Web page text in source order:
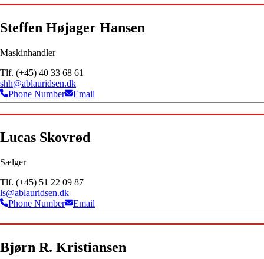
Steffen Højager Hansen
Maskinhandler
Tlf. (+45) 40 33 68 61
shh@ablauridsen.dk
Phone Number
Email
Lucas Skovrød
Sælger
Tlf. (+45) 51 22 09 87
ls@ablauridsen.dk
Phone Number
Email
Bjørn R. Kristiansen